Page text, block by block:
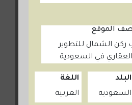
الموقع
الشمال للتطوير
العقاري في السعودية
البلد
السعودية
اللغة
العربية